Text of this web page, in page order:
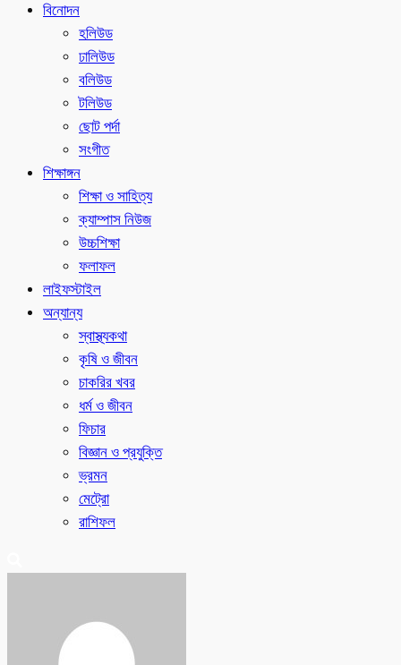
বিনোদন
হলিউড
ঢালিউড
বলিউড
টলিউড
ছোট পর্দা
সংগীত
শিক্ষাঙ্গন
শিক্ষা ও সাহিত্য
ক্যাম্পাস নিউজ
উচ্চশিক্ষা
ফলাফল
লাইফস্টাইল
অন্যান্য
স্বাস্থ্যকথা
কৃষি ও জীবন
চাকরির খবর
ধর্ম ও জীবন
ফিচার
বিজ্ঞান ও প্রযুক্তি
ভ্রমন
মেট্রো
রাশিফল